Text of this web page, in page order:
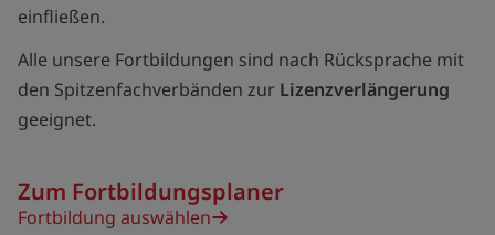
einfließen.
Alle unsere Fortbildungen sind nach Rücksprache mit
den Spitzenfachverbänden zur Lizenzverlängerung
geeignet.
Zum Fortbildungsplaner
Fortbildung auswählen